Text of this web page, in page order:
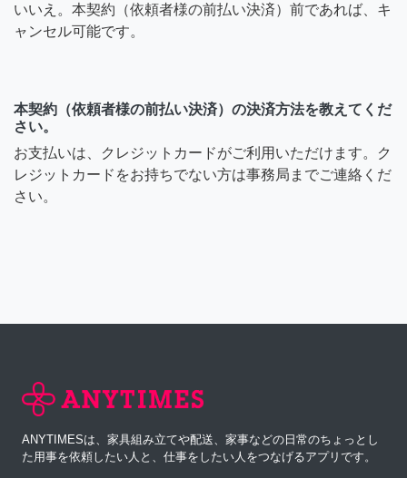
いいえ。本契約（依頼者様の前払い決済）前であれば、キ
ャンセル可能です。
本契約（依頼者様の前払い決済）の決済方法を教えてくだ
さい。
お支払いは、クレジットカードがご利用いただけます。ク
レジットカードをお持ちでない方は事務局までご連絡くだ
さい。
ANYTIMESは、家具組み立てや配送、家事などの日常のちょっとし
た用事を依頼したい人と、仕事をしたい人をつなげるアプリです。